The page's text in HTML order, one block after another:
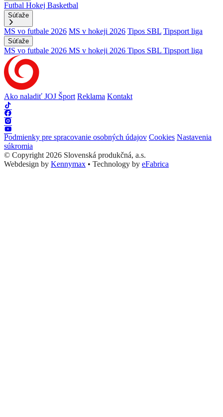
Futbal Hokej Basketbal
Súťaže
MS vo futbale 2026 MS v hokeji 2026 Tipos SBL Tipsport liga
Súťaže
MS vo futbale 2026 MS v hokeji 2026 Tipos SBL Tipsport liga
Ako naladiť JOJ Šport Reklama Kontakt
Podmienky pre spracovanie osobných údajov Cookies Nastavenia
súkromia
© Copyright 2026 Slovenská produkčná, a.s.
Webdesign by Kennymax • Technology by eFabrica